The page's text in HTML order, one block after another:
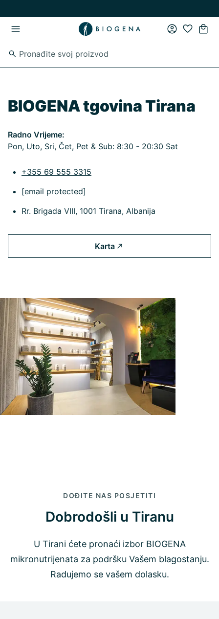
BIOGENA tgovina Tirana
Radno Vrijeme:
Pon, Uto, Sri, Čet, Pet & Sub: 8:30 - 20:30 Sat
+355 69 555 3315
[email protected]
Rr. Brigada VIII, 1001 Tirana, Albanija
Karta
DOĐITE NAS POSJETITI
Dobrodošli u Tiranu
U Tirani ćete pronaći izbor BIOGENA
mikronutrijenata za podršku Vašem blagostanju.
Radujemo se vašem dolasku.